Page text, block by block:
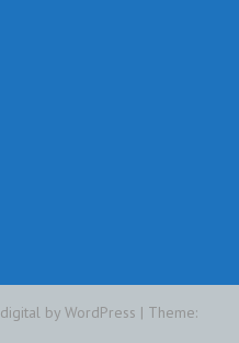
by WordPress | Theme: